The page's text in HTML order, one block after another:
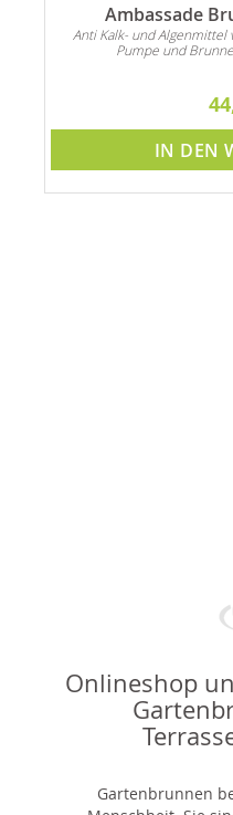
Ambassade
Anti Kalk- und
Pumpe und
IN DEN
Onlineshop
Gartenbrunnen